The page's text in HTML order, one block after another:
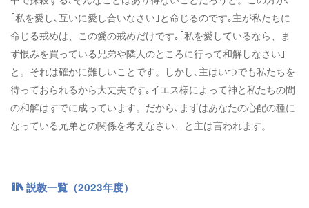
｢私を愛し､互いに愛し合いなさい｣と命じるのです｡主が私たちに
命じる戒めは、この愛の戒めだけです｡｢私を愛しているなら、ま
ず恨みを買っている兄弟や隣人のところに行って和解しなさい｣
と。それは確かに難しいことです。しかし､主はいつでも私たちを
待っておられるから大丈夫です｡イエス様によって神と私たちの間
の和解はすでに成っています。だから､まずはあなたの心配の種に
なっている兄弟との関係を考えなさい、と主は言われます。
説教一覧（2023年度）